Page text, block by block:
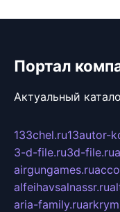
Портал
Актуальный
133chel.ru13autor-
3-d-file.ru3d-file.ru
airgungames.ru
alfeihavsalnassr.ru
aria-family.ru